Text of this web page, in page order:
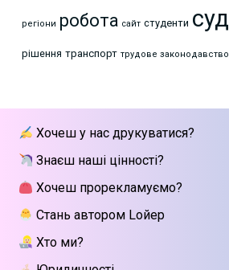
регіони робота сайт студенти суд
рішення транспорт трудове законодавство
Хочеш у нас друкуватися?
Знаєш наші цінності?
Хочеш прорекламуємо?
Стань автором Lойер
Хто ми?